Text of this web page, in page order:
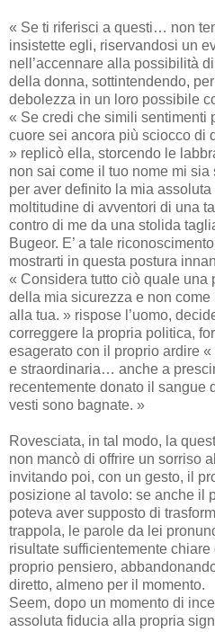
« Se ti riferisci a questi… non
insistette egli, riservandosi un
nell’accennare alla possibilità
della donna, sottintendendo,
debolezza in un loro possibile
« Se credi che simili sentimenti
cuore sei ancora più sciocco di
» replicò ella, storcendo le
non sai come il tuo nome mi
per aver definito la mia
moltitudine di avventori di una
contro di me da una stolida
Bugeor. E’ a tale
mostrarti in questa postura
« Considera tutto ciò quale una
della mia sicurezza e non
alla tua. » rispose l’uomo,
correggere la propria politica,
esagerato con il proprio ardire
e straordinaria… anche a
recentemente donato il sangue
vesti sono bagnate. »
Rovesciata, in tal modo, la
non mancò di offrire un sorriso
invitando poi, con un gesto, il
posizione al tavolo: se anche il
poteva aver supposto di
trappola, le parole da lei
risultate sufficientemente chiare
proprio pensiero,
diretto, almeno per il momento.
Seem, dopo un momento di
assoluta fiducia alla propria